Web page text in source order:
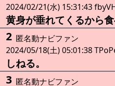
2024/02/21(水) 15:31:43
黄身が垂れてくるから
2 匿名動ナビファン
2024/05/18(土) 05:01:38
しねる。
3 匿名動ナビファン